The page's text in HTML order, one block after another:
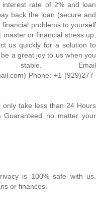
rate of 2% and loan
back the loan (secure and
problems to yourself
or financial stress up,
us quickly for a solution to
a great joy to us when you
stable. Email
Phone: +1 (929)277-
take less than 24 Hours
no matter your
is 100% safe with us.
or finances.